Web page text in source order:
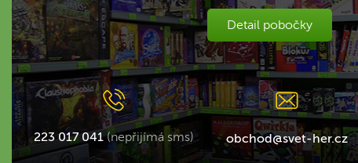
Detail pobočky
223 017 041 (nepřijímá sms) obchod@svet-her.cz